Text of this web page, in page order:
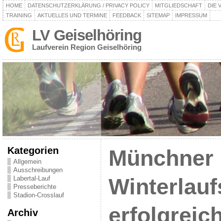
HOME DATENSCHUTZERKLÄRUNG / PRIVACY POLICY MITGLIEDSCHAFT
DIE
TRAINING
AKTUELLES UND TERMINE FEEDBACK SITEMAP IMPRESSUM
LV Geiselhöring
Laufverein Region Geiselhöring
Kategorien
Allgemein
Ausschreibungen
Labertal-Lauf
Presseberichte
Stadion-Crosslauf
Archiv
Münchner